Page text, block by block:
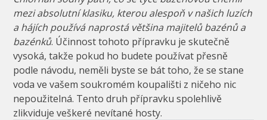
mezi absolutní klasiku, kterou alespoň v našich luzích
a hájích používá naprostá většina majitelů bazénů a
bazénků. Účinnost tohoto přípravku je skutečně
vysoká, takže pokud ho budete používat přesně
podle návodu, neměli byste se bát toho, že se stane
voda ve vašem soukromém koupališti z ničeho nic
nepoužitelná. Tento druh přípravku spolehlivě
zlikviduje veškeré nevítané hosty.